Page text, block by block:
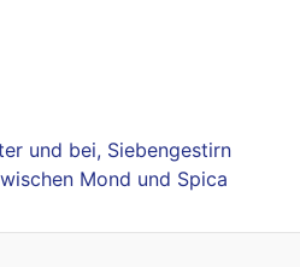
und bei, Siebengestirn
Mond und Spica